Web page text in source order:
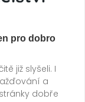
pro dobro
již slyšeli. I
a
dobře